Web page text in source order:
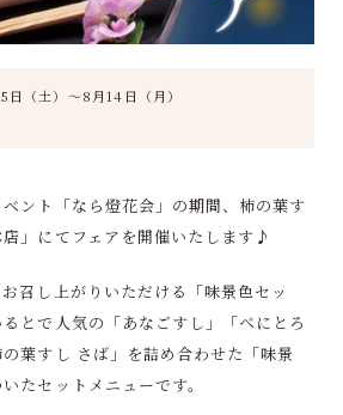
（土）～8月14日（月）
ント「なら燈花会」の期間、柿の葉す
」にてフェアを開催いたします♪
召し上がりいただける「味景色セッ
とで人気の「あなごすし」「べにとろ
葉すし さば」を詰め合わせた「味景
たセットメニューです。